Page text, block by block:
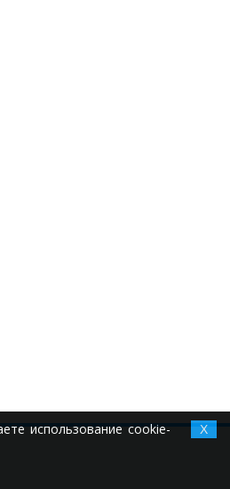
использование cookie-
X